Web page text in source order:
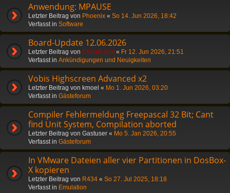
Anwendung: MPAUSE
Letzter Beitrag von Phoenix « So 14. Jun 2026, 18:42
Verfasst in Software
Board-Update 12.06.2026
Letzter Beitrag von ChrisR3tro « Fr 12. Jun 2026, 21:51
Verfasst in Ankündigungen und Neuigkeiten
Vobis Highscreen Advanced x2
Letzter Beitrag von kmoel « Mo 1. Jun 2026, 03:20
Verfasst in Gästeforum
Compiler Fehlermeldung Freepascal 32 Bit; Cant
find Unit System, Compilation aborted
Letzter Beitrag von Gastuser « Mo 5. Jan 2026, 20:55
Verfasst in Gästeforum
In VMware Dateien aller vier Partitionen in DosBox-
X kopieren
Letzter Beitrag von R434 « So 27. Jul 2025, 18:18
Verfasst in Emulation